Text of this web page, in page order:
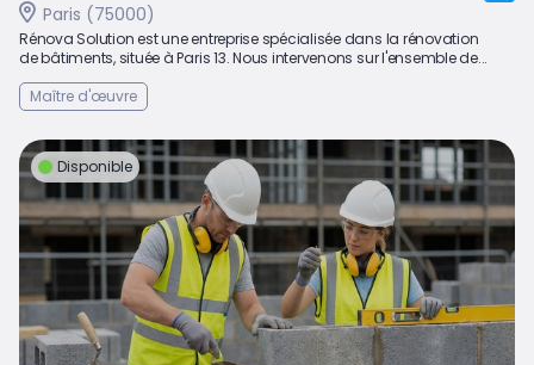
Paris (75000)
Rénova Solution est une entreprise spécialisée dans la rénovation
de bâtiments, située à Paris 13. Nous intervenons sur l'ensemble de...
Maître d'œuvre
Disponible